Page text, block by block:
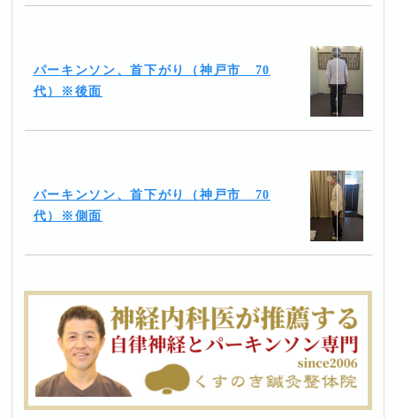
パーキンソン、首下がり（神戸市 70
代）※後面
パーキンソン、首下がり（神戸市 70
代）※側面